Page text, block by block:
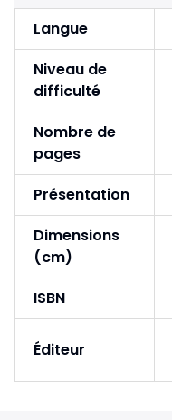
Langue
Niveau de
difficulté
Nombre de
pages
Présentation
Dimensions
(cm)
ISBN
Éditeur